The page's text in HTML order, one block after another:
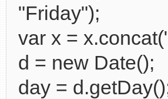
"Friday");
var x =
d = new Date();
day =